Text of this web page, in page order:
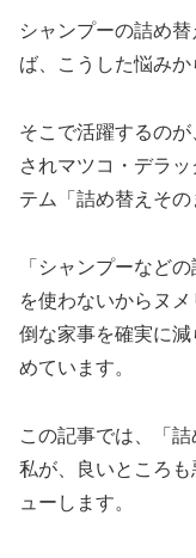
シャンプーの詰め
ば、こうした悩みか
そこで活躍するのが
されマツコ・デラ
テム「詰め替えその
「シャンプーなど
を使わないからヌ
倒な家事を確実に
めています。
この記事では、「
私が、良いところ
ューします。